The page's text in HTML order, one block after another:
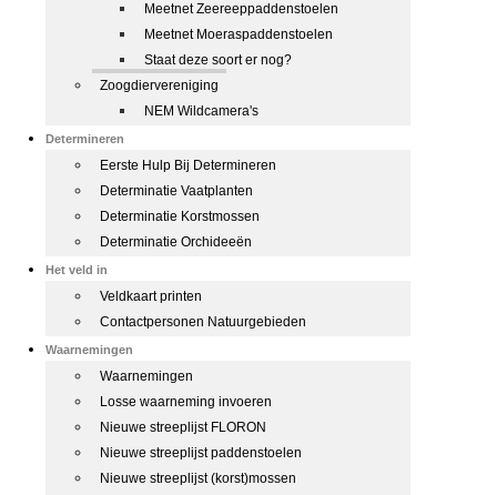
Meetnet Zeereeppaddenstoelen
Meetnet Moeraspaddenstoelen
Staat deze soort er nog?
Zoogdiervereniging
NEM Wildcamera's
Determineren
Eerste Hulp Bij Determineren
Determinatie Vaatplanten
Determinatie Korstmossen
Determinatie Orchideeën
Het veld in
Veldkaart printen
Contactpersonen Natuurgebieden
Waarnemingen
Waarnemingen
Losse waarneming invoeren
Nieuwe streeplijst FLORON
Nieuwe streeplijst paddenstoelen
Nieuwe streeplijst (korst)mossen